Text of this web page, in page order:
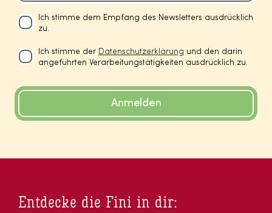
Ich stimme dem Empfang des Newsletters ausdrücklich
zu.
Ich stimme der Datenschutzerklärung und den darin
angeführten Verarbeitungstätigkeiten ausdrücklich zu.
Anmelden
Entdecke die Fini in dir: